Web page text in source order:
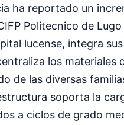
ha reportado un
Politecnico de
lucense, integra
los
de las diversas
soporta la
a ciclos de grado